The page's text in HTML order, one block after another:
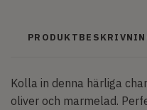
Kolla in denna härliga
oliver och marmelad.